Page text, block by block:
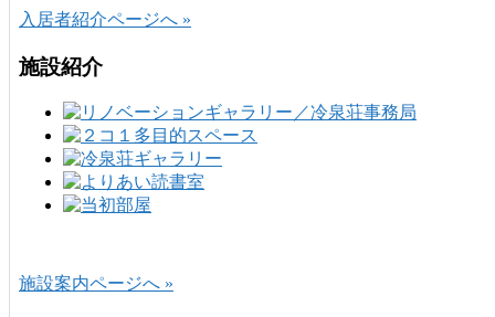
入居者紹介ページへ »
施設紹介
施設案内ページへ »